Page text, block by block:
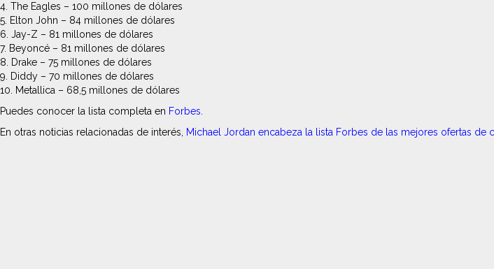
4. The Eagles – 100 millones de dólares
5. Elton John – 84 millones de dólares
6. Jay-Z – 81 millones de dólares
7. Beyoncé – 81 millones de dólares
8. Drake – 75 millones de dólares
9. Diddy – 70 millones de dólares
10. Metallica – 68,5 millones de dólares
Puedes conocer la lista completa en Forbes.
En otras noticias relacionadas de interés, Michael Jordan encabeza la lista Forbes de las mejores ofertas de